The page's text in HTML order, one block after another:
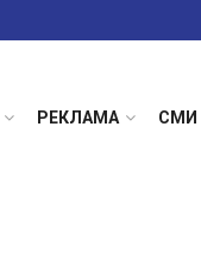
РЕКЛАМА СМИ